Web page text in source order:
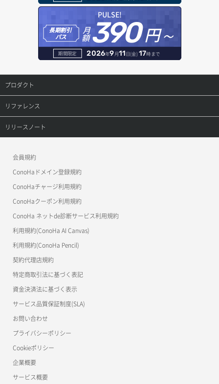
ヘルスモニタ削除
ヘルスモニタ更新
ヘルスモニタ詳細取得
メンバー更新
メンバー詳細取得
メンバー追加
リスナー作成
リスナー削除
リスナー更新
リスナー詳細取得
ロードバランサー一覧取得
ロードバランサー削除
ロードバランサー更新
ロードバランサー詳細取得
ロードバランサー追加
オブジェクト一覧取得
オブジェクト削除
オブジェクト削除予約
オブジェクト複製
オブジェクト詳細取得
コンテナ一覧取得
コンテナ作成
コンテナ削除
ラージオブジェクトアップロード(DLO)
一時的Web公開
レコード一覧取得
レコード作成
レコード更新
レコード詳細取得
PULSE!
長期割引
パス
月
額390円～
期間限定 2026年9月11日(金) 17時まで
プロダクト
プロダクトトップ
ConoHa VPS(Ver.3.0)
ConoHa for GAME
リファレンス
リファレンストップ
OpenStack CLI
Terraform
s3cmd
公開API(ConoHa VPS Ver.2.0)
リリースノート
会員規約
ConoHaドメイン登録規約
ConoHaチャージ利用規約
ConoHaクーポン利用規約
ConoHa ネットde診断サービス利用規約
利用規約(ConoHa AI Canvas)
利用規約(ConoHa Pencil)
契約代理店規約
特定商取引法に基づく表記
資金決済法に基づく表示
サービス品質保証制度(SLA)
お問い合わせ
プライバシーポリシー
Cookieポリシー
企業概要
サービス概要